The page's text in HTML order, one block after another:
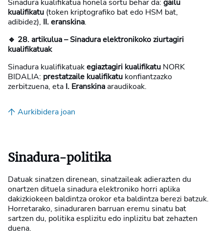
Sinadura kualifikatua honela sortu behar da: gailu
kualifikatu (token kriptografiko bat edo HSM bat,
adibidez), II. eranskina.
🔹 28. artikulua – Sinadura elektronikoko ziurtagiri
kualifikatuak
Sinadura kualifikatuakegiaztagiri kualifikatu NORK
BIDALIA: prestatzaile kualifikatu konfiantzazko
zerbitzuena, eta I. Eranskinaaraudikoak.
Aurkibidera joan
Sinadura-politika
Datuak sinatzen direnean, sinatzaileak adierazten du
onartzen dituela sinadura elektroniko horri aplika
dakizkiokeen baldintza orokor eta baldintza berezi batzuk.
Horretarako, sinaduraren barruan eremu sinatu bat
sartzen du, politika esplizitu edo inplizitu bat zehazten
duena.